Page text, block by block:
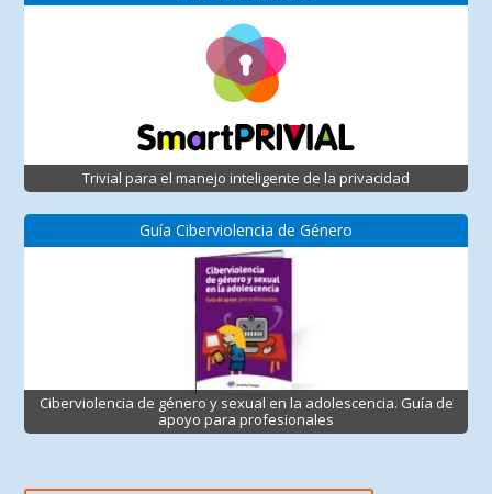
Trivial para el manejo inteligente de la privacidad
Guía Ciberviolencia de Género
Ciberviolencia de género y sexual en la adolescencia. Guía de
apoyo para profesionales